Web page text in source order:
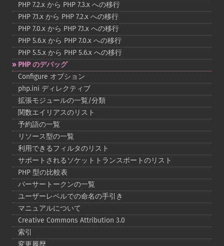
PHP 7.2.x から PHP 7.3.x への移行
PHP 7.1.x から PHP 7.2.x への移行
PHP 7.0.x から PHP 7.1.x への移行
PHP 5.6.x から PHP 7.0.x への移行
PHP 5.5.x から PHP 5.6.x への移行
PHP のデバッグ
Configure オプション
php.ini ディレクティブ
拡張モジュールの一覧/分類
関数エイリアスのリスト
予約語の一覧
リソース型の一覧
利用できるフィルタのリスト
サポートされるソケットトランスポートのリスト
PHP 型の比較表
パーサートークンの一覧
ユーザーレベルでの命名の手引き
マニュアルについて
Creative Commons Attribution 3.0
索引
変更履歴